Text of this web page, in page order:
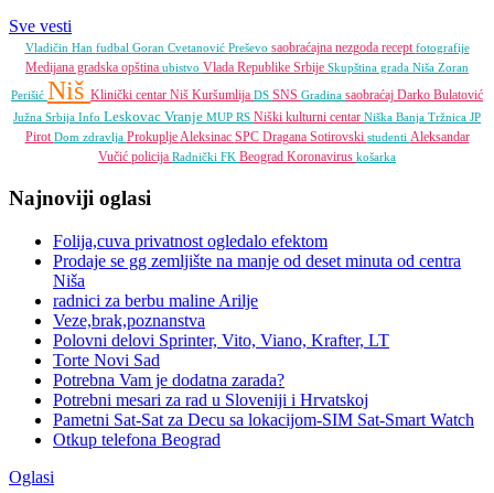
Sve vesti
Vladičin Han fudbal Goran Cvetanović Preševo saobraćajna nezgoda receptfotografije
Medijana gradska opština ubistvo Vlada Republike Srbije Skupština grada Niša Zoran
Perišić Niš Klinički centar Niš Kuršumlija DS SNS Gradina saobraćaj Darko Bulatović
Južna Srbija Info Leskovac Vranje MUP RS Niški kulturni centar Niška Banja Tržnica JP
PirotDom zdravlja ProkupljeAleksinac SPC Dragana Sotirovski studenti Aleksandar
Vučić policija Radnički FK Beograd Koronavirus košarka
Najnoviji oglasi
Folija,cuva privatnost ogledalo efektom
Prodaje se gg zemljište na manje od deset minuta od centra
Niša
radnici za berbu maline Arilje
Veze,brak,poznanstva
Polovni delovi Sprinter, Vito, Viano, Krafter, LT
Torte Novi Sad
Potrebna Vam je dodatna zarada?
Potrebni mesari za rad u Sloveniji i Hrvatskoj
Pametni Sat-Sat za Decu sa lokacijom-SIM Sat-Smart Watch
Otkup telefona Beograd
Oglasi